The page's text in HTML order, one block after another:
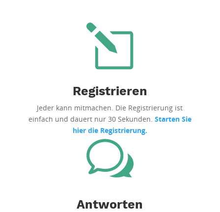
Registrieren
Jeder kann mitmachen. Die Registrierung ist
einfach und dauert nur 30 Sekunden. Starten Sie
hier die Registrierung.
Antworten